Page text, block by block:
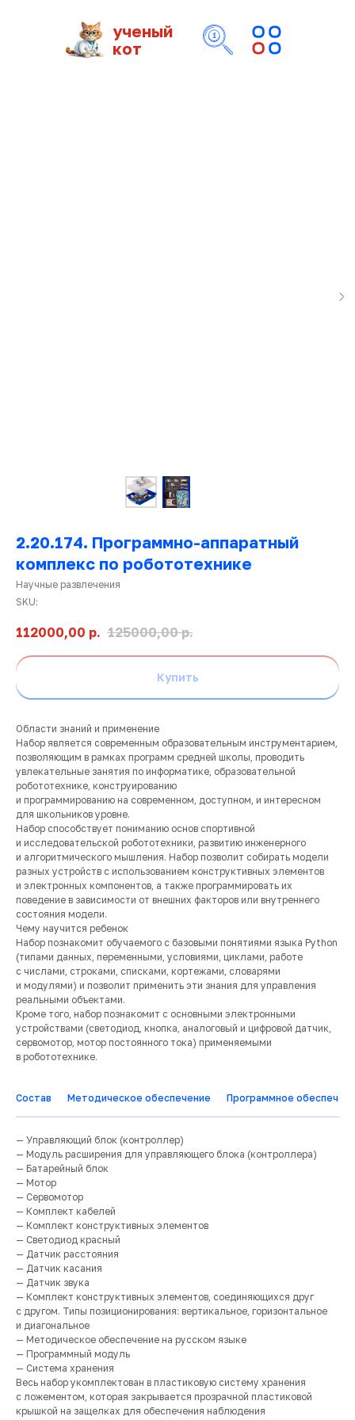
ученый
кот
2.20.174. Программно-аппаратный
комплекс по робототехнике
Научные развлечения
SKU:
112000,00 р. 125000,00 р.
Купить
Области знаний и применение
Набор является современным образовательным инструментарием,
позволяющим в рамках программ средней школы, проводить
увлекательные занятия по информатике, образовательной
робототехнике, конструированию
и программированию на современном, доступном, и интересном
для школьников уровне.
Набор способствует пониманию основ спортивной
и исследовательской робототехники, развитию инженерного
и алгоритмического мышления. Набор позволит собирать модели
разных устройств с использованием конструктивных элементов
и электронных компонентов, а также программировать их
поведение в зависимости от внешних факторов или внутреннего
состояния модели.
Чему научится ребенок
Набор познакомит обучаемого с базовыми понятиями языка Python
(типами данных, переменными, условиями, циклами, работе
с числами, строками, списками, кортежами, словарями
и модулями) и позволит применить эти знания для управления
реальными объектами.
Кроме того, набор познакомит с основными электронными
устройствами (светодиод, кнопка, аналоговый и цифровой датчик,
сервомотор, мотор постоянного тока) применяемыми
в робототехнике.
Состав Методическое обеспечение Программное
— Управляющий блок (контроллер)
— Модуль расширения для управляющего блока (контроллера)
— Батарейный блок
— Мотор
— Сервомотор
— Комплект кабелей
— Комплект конструктивных элементов
— Светодиод красный
— Датчик расстояния
— Датчик касания
— Датчик звука
— Комплект конструктивных элементов, соединяющихся друг
с другом. Типы позиционирования: вертикальное, горизонтальное
и диагональное
— Методическое обеспечение на русском языке
— Программный модуль
— Система хранения
Весь набор укомплектован в пластиковую систему хранения
с ложементом, которая закрывается прозрачной пластиковой
крышкой на защелках для обеспечения наблюдения